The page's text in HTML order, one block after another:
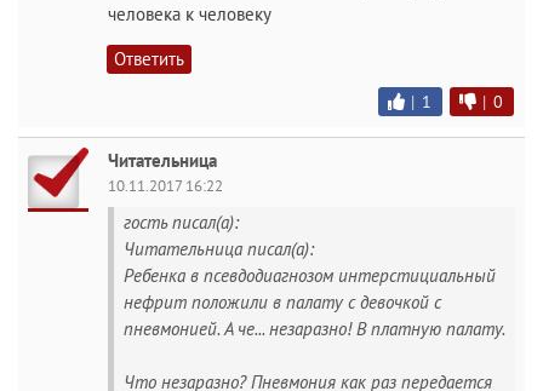
человека к человеку
Ответить
| 1 | 0
Читательница
10.11.2017 16:22
гость писал(а):
Читательница писал(а):
Ребенка в псевдодиагнозом интерстициальный
нефрит положили в палату с девочкой с
пневмонией. А че... незаразно! В платную палату.
Что незаразно? Пневмония как раз передается